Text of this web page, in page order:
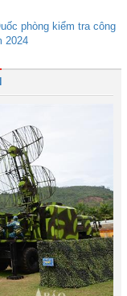
phòng kiểm tra công
2024